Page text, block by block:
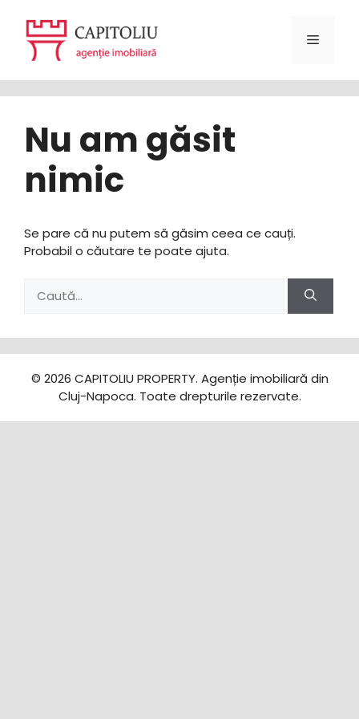
conținut
Meniu
Nu am găsit
nimic
Se pare că nu putem să găsim ceea ce cauți.
Probabil o căutare te poate ajuta.
după:
© 2026 CAPITOLIU PROPERTY. Agenție imobiliară din
Cluj-Napoca. Toate drepturile rezervate.